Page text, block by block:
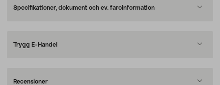
Specifikationer, dokument och ev. faroinformation
Trygg E-Handel
Recensioner